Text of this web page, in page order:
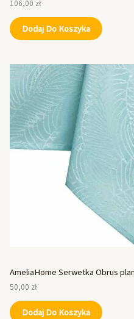
106,00 zł
Dodaj Do Koszyka
AmeliaHome Serwetka Obrus
50,00 zł
Dodaj Do Koszyka